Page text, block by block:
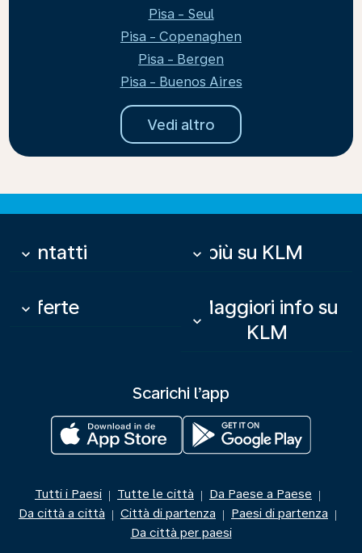
Pisa - Seul
Pisa - Copenaghen
Pisa - Bergen
Pisa - Buenos Aires
Vedi altro
Contatti
keyboard_arrow_down Di più su KLM
keyboard_arrow_down
Offerte
keyboard_arrow_down
Maggiori info su
KLM
keyboard_arrow_down
Scarichi l’app
Tutti i Paesi | Tutte le città | Da Paese a Paese |
Da città a città | Città di partenza | Paesi di partenza |
Da città per paesi